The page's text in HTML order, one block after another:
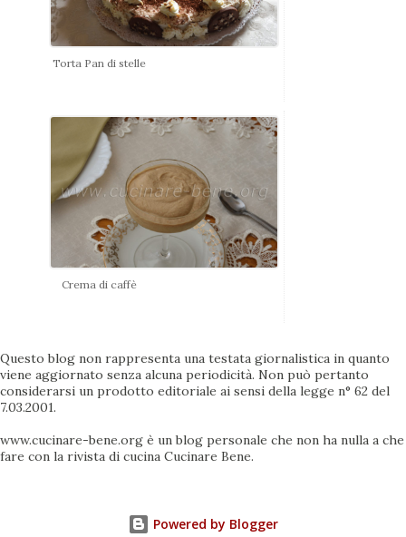
Torta Pan di stelle
Crema di caffè
Questo blog non rappresenta una testata giornalistica in quanto
viene aggiornato senza alcuna periodicità. Non può pertanto
considerarsi un prodotto editoriale ai sensi della legge n° 62 del
7.03.2001.
www.cucinare-bene.org è un blog personale che non ha nulla a che
fare con la rivista di cucina Cucinare Bene.
Powered by Blogger